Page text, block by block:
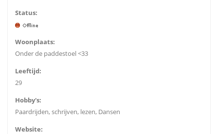
Status:
Woonplaats:
Onder de paddestoel <33
Leeftijd:
29
Hobby's:
Paardrijden, schrijven, lezen, Dansen
Website: